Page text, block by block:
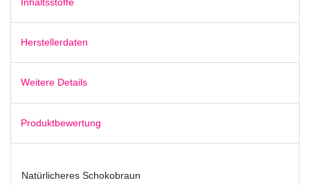
Herstellerdaten
Weitere Details
Produktbewertung
Natürlicheres Schokobraun